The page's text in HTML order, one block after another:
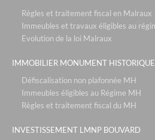
Règles et traitement fiscal en Malraux
Immeubles et travaux éligibles au
Evolution de la loi Malraux
IMMOBILIER MONUMENT HISTORIQUE
Défiscalisation non plafonnée MH
Immeubles éligibles au Régime MH
Règles et traitement fiscal du MH
INVESTISSEMENT LMNP BOUVARD